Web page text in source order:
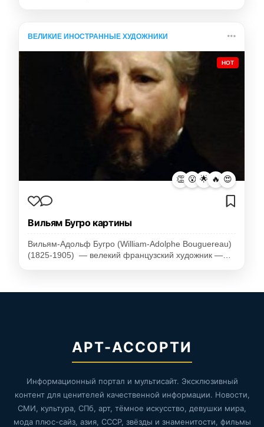
ВЕЛИКИЕ ИНОСТРАННЫЕ ХУДОЖНИКИ
HOT
👏 😮 🌟 🔥 😍
Вильям Бугро картины
Вильям-Адольф Бугро (William-Adolphe Bouguereau)
(1825-1905) — велекий французский художник —…
АРТ-АССОРТИ
Информационный портал и мультисайт. Эксклюзивный
контент для ценителей качественной информации. Новости,
СМИ, культура, СПб, арт, тёмное искусство, девушки мира,
мода плюс-сайз, азия, СССР, звёзды и знаменитости, фильмы